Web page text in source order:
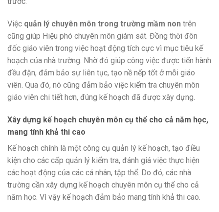
Việc quản lý chuyên môn trong trường mầm non trên
cũng giúp Hiệu phó chuyên môn giám sát. Đồng thời đôn
đốc giáo viên trong việc hoạt động tích cực vì mục tiêu kế
hoạch của nhà trư­ờng. Nhờ đó giúp công việc được tiến hành
đều đặn, đảm bảo sự liên tục, tạo nề nếp tốt ở mỗi giáo
viên. Qua đó, nó cũng đảm bảo việc kiểm tra chuyên môn
giáo viên chi tiết hơn, đúng kế hoạch đã được xây dựng.
Xây dựng kế hoạch chuyên môn cụ thể cho cả năm học,
mang tính khả thi cao
Kế hoạch chính là một công cụ quản lý kế hoạch, tạo điều
kiện cho các cấp quản lý kiểm tra, đánh giá việc thực hiện
các hoạt động của các cá nhân, tập thể. Do đó, các nhà
trường cần xây dựng kế hoạch chuyên môn cụ thể cho cả
năm học. Vì vậy kế hoạch đảm bảo mang tính khả thi cao.